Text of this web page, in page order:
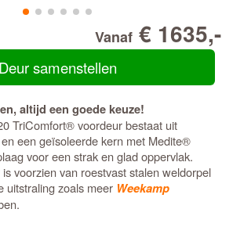
Vanaf € 1635,-
Deur samenstellen
altijd een goede keuze!
TriComfort® voordeur bestaat uit
een geïsoleerde kern met Medite®
voor een strak en glad oppervlak.
voorzien van roestvast stalen weldorpel
uitstraling zoals meer Weekamp